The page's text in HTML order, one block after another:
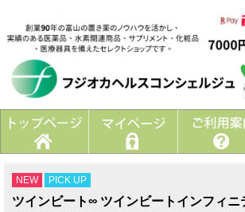
NEW PICK UP
ツインビート∞ ツインビートインフィ